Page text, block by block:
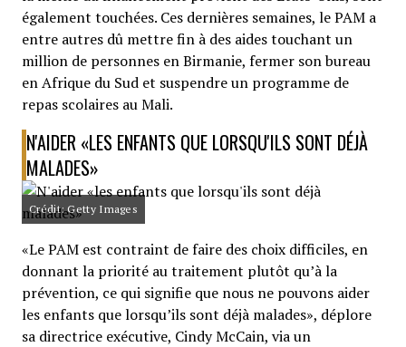
également touchées. Ces dernières semaines, le PAM a
entre autres dû mettre fin à des aides touchant un
million de personnes en Birmanie, fermer son bureau
en Afrique du Sud et suspendre un programme de
repas scolaires au Mali.
N'AIDER «LES ENFANTS QUE LORSQU'ILS SONT DÉJÀ
MALADES»
Crédit: Getty Images
«Le PAM est contraint de faire des choix difficiles, en
donnant la priorité au traitement plutôt qu’à la
prévention, ce qui signifie que nous ne pouvons aider
les enfants que lorsqu’ils sont déjà malades», déplore
sa directrice exécutive, Cindy McCain, via un